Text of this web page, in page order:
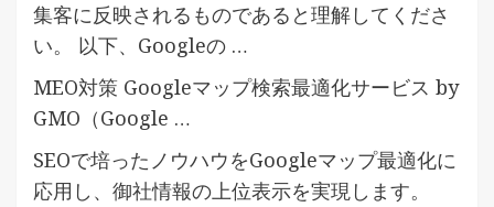
集客に反映されるものであると理解してくださ
い。 以下、Googleの …
MEO対策 Googleマップ検索最適化サービス by
GMO（Google …
SEOで培ったノウハウをGoogleマップ最適化に
応用し、御社情報の上位表示を実現します。